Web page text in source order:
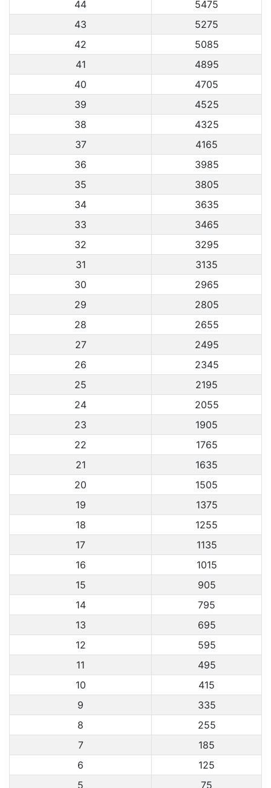
44
5475
43
5275
42
5085
41
4895
40
4705
39
4525
38
4325
37
4165
36
3985
35
3805
34
3635
33
3465
32
3295
31
3135
30
2965
29
2805
28
2655
27
2495
26
2345
25
2195
24
2055
23
1905
22
1765
21
1635
20
1505
19
1375
18
1255
17
1135
16
1015
15
905
14
795
13
695
12
595
11
495
10
415
9
335
8
255
7
185
6
125
5
75